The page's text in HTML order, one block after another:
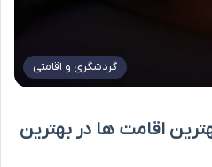
گردشگری و اقامتی
اقامت ها در بهترین